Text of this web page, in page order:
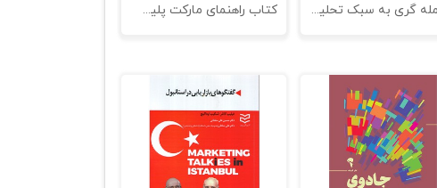
معامله گری به سبک تحلیل بین بازاری کتاب راهنمای مارکت پلیس ها